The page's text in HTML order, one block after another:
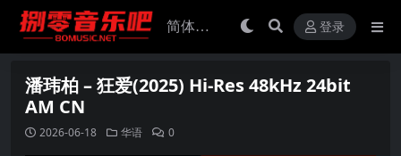
登录
潘玮柏 – 狂爱(2025) Hi-Res 48kHz 24bit
AM CN
2026-06-18 华语 0